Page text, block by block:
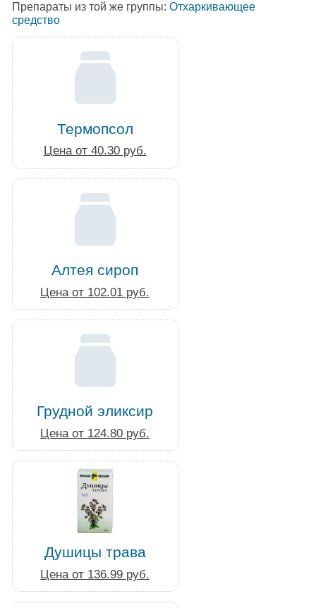
Препараты из той же группы: Отхаркивающее
средство
Термопсол
Цена от 40.30 руб.
Алтея сироп
Цена от 102.01 руб.
Грудной эликсир
Цена от 124.80 руб.
Душицы трава
Цена от 136.99 руб.